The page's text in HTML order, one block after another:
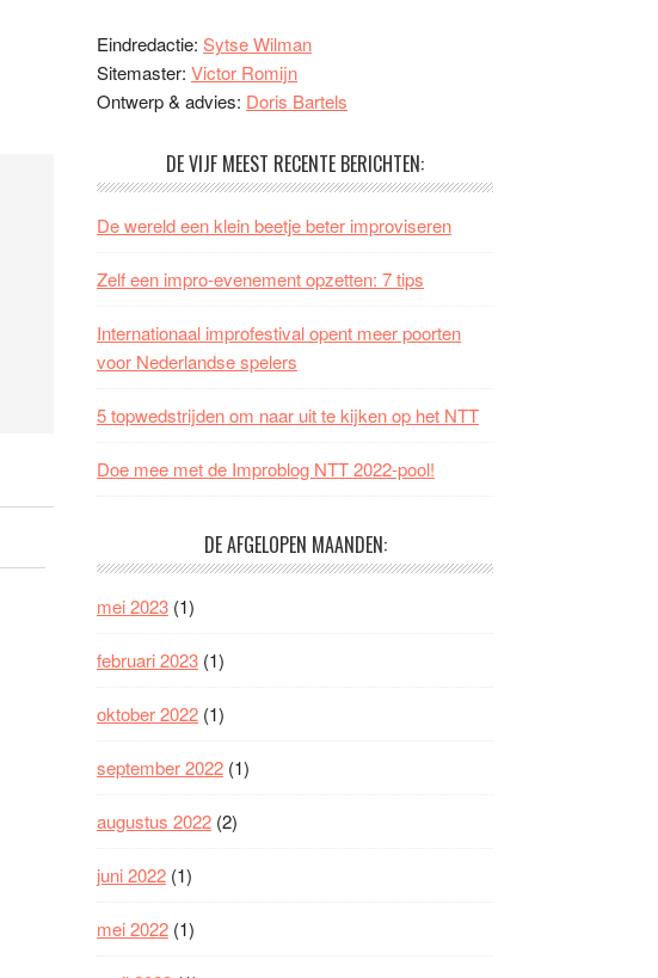
Eindredactie: Sytse Wilman
Sitemaster: Victor Romijn
Ontwerp & advies: Doris Bartels
DE VIJF MEEST RECENTE BERICHTEN:
De wereld een klein beetje beter improviseren
Zelf een impro-evenement opzetten: 7 tips
Internationaal improfestival opent meer poorten
voor Nederlandse spelers
5 topwedstrijden om naar uit te kijken op het NTT
Doe mee met de Improblog NTT 2022-pool!
DE AFGELOPEN MAANDEN:
mei 2023 (1)
februari 2023 (1)
oktober 2022 (1)
september 2022 (1)
augustus 2022 (2)
juni 2022 (1)
mei 2022 (1)